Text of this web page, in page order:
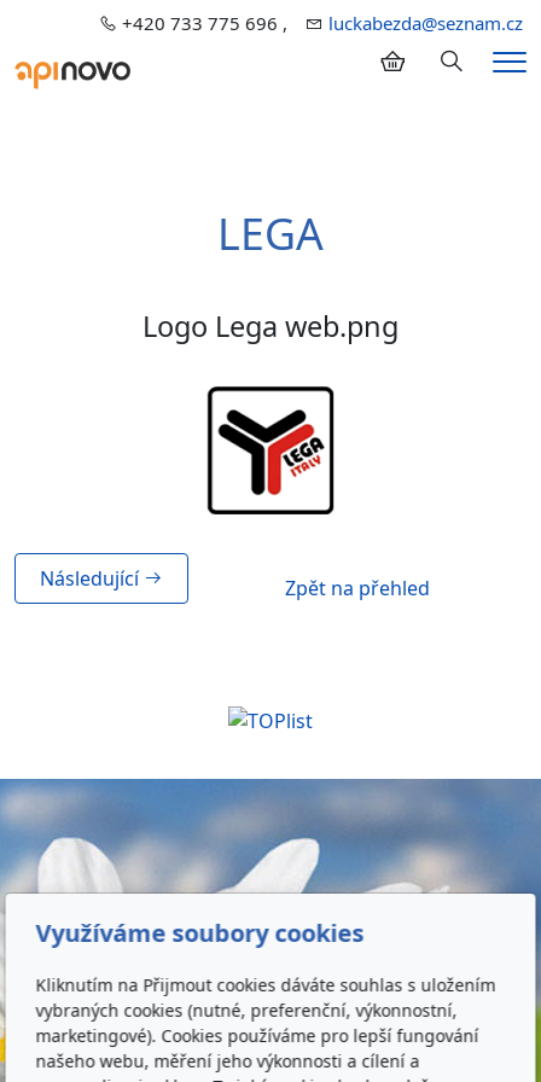
+420 733 775 696 , luckabezda@seznam.cz
Hledání
LEGA
Logo Lega web.png
Zpět na přehled
Následující
Využíváme soubory cookies
Kliknutím na Přijmout cookies dáváte souhlas s uložením
vybraných cookies (nutné, preferenční, výkonnostní,
marketingové). Cookies používáme pro lepší fungování
našeho webu, měření jeho výkonnosti a cílení a